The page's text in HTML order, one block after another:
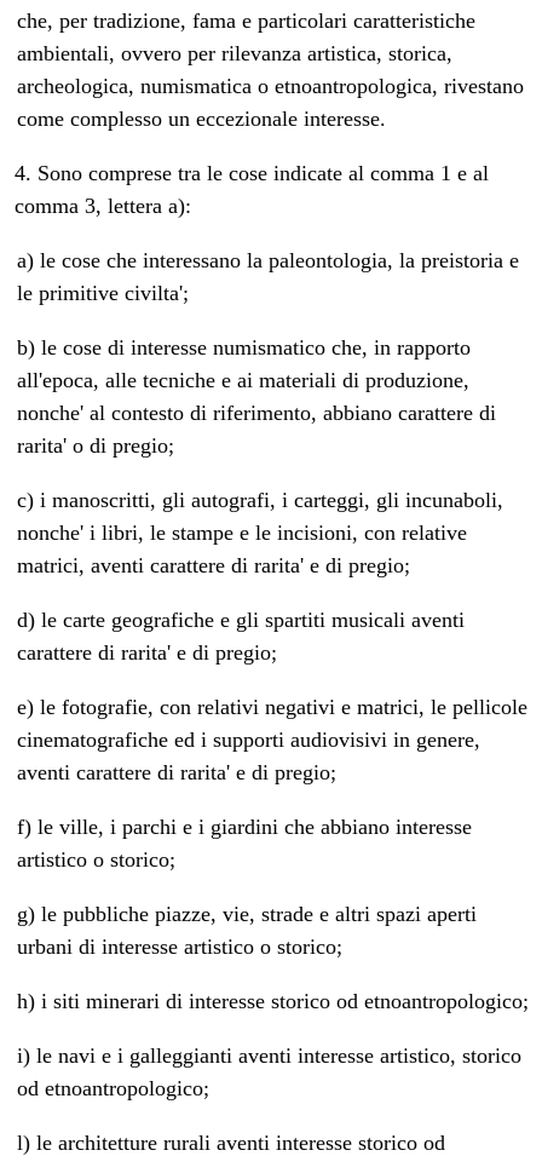
che, per tradizione, fama e particolari caratteristiche
ambientali, ovvero per rilevanza artistica, storica,
archeologica, numismatica o etnoantropologica, rivestano
come complesso un eccezionale interesse.
4. Sono comprese tra le cose indicate al comma 1 e al
comma 3, lettera a):
a) le cose che interessano la paleontologia, la preistoria e
le primitive civilta';
b) le cose di interesse numismatico che, in rapporto
all'epoca, alle tecniche e ai materiali di produzione,
nonche' al contesto di riferimento, abbiano carattere di
rarita' o di pregio;
c) i manoscritti, gli autografi, i carteggi, gli incunaboli,
nonche' i libri, le stampe e le incisioni, con relative
matrici, aventi carattere di rarita' e di pregio;
d) le carte geografiche e gli spartiti musicali aventi
carattere di rarita' e di pregio;
e) le fotografie, con relativi negativi e matrici, le pellicole
cinematografiche ed i supporti audiovisivi in genere,
aventi carattere di rarita' e di pregio;
f) le ville, i parchi e i giardini che abbiano interesse
artistico o storico;
g) le pubbliche piazze, vie, strade e altri spazi aperti
urbani di interesse artistico o storico;
h) i siti minerari di interesse storico od etnoantropologico;
i) le navi e i galleggianti aventi interesse artistico, storico
od etnoantropologico;
l) le architetture rurali aventi interesse storico od